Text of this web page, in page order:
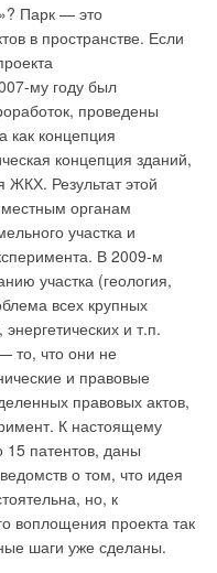
Парк — это
в пространстве. Если
му году был
проведены
как концепция
концепция зданий,
Результат этой
органам
участка и
В 2009-м
участка (геология,
всех крупных
и т.п.
то, что они не
и правовые
правовых актов,
К настоящему
15 патентов, даны
о том, что идея
но, к
воплощения проекта так
шаги уже сделаны.
природных
очищается и
минералами, микро-
геологии
и выяснили, что
реликтового моря
. Также анализ
погрешности
800 лет. По мнению
о
от техногенного
из реликтового моря и
компания «Акваника».
м2 , из них под цеха
находятся три